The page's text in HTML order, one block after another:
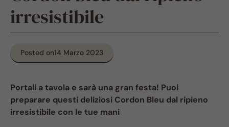
irresistibile
Posted on14 Marzo 2023
Portali a tavola e sarà una gran festa! Puoi
preparare questi deliziosi Cordon Bleu dal ripieno
irresistibile con le tue mani